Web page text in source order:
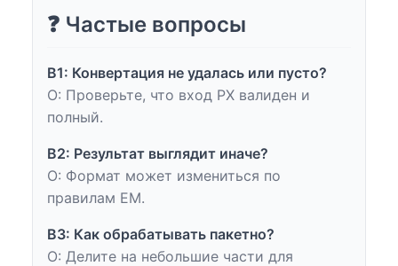
❓ Частые вопросы
В1: Конвертация не удалась или пусто?
О: Проверьте, что вход PX валиден и
полный.
В2: Результат выглядит иначе?
О: Формат может измениться по
правилам EM.
В3: Как обрабатывать пакетно?
О: Делите на небольшие части для